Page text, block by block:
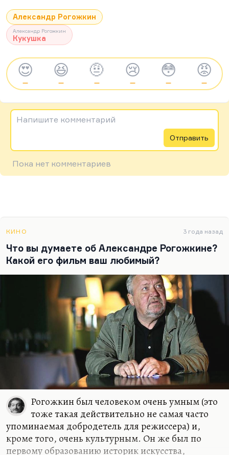
Александр Рогожкин
Александр Рогожкин
Кукушка
😍
—
😆
—
🤨
—
😢
—
😳
—
😡
—
Напишите комментарий
Отправить
Пока нет комментариев
КИНО 3 года назад
Что вы думаете об Александре Рогожкине?
Какой его фильм ваш любимый?
Рогожкин был человеком очень умным (это
тоже такая действительно не самая часто
упоминаемая добродетель для режиссера) и,
кроме того, очень культурным. Он же был по
первому образованию историк искусства,